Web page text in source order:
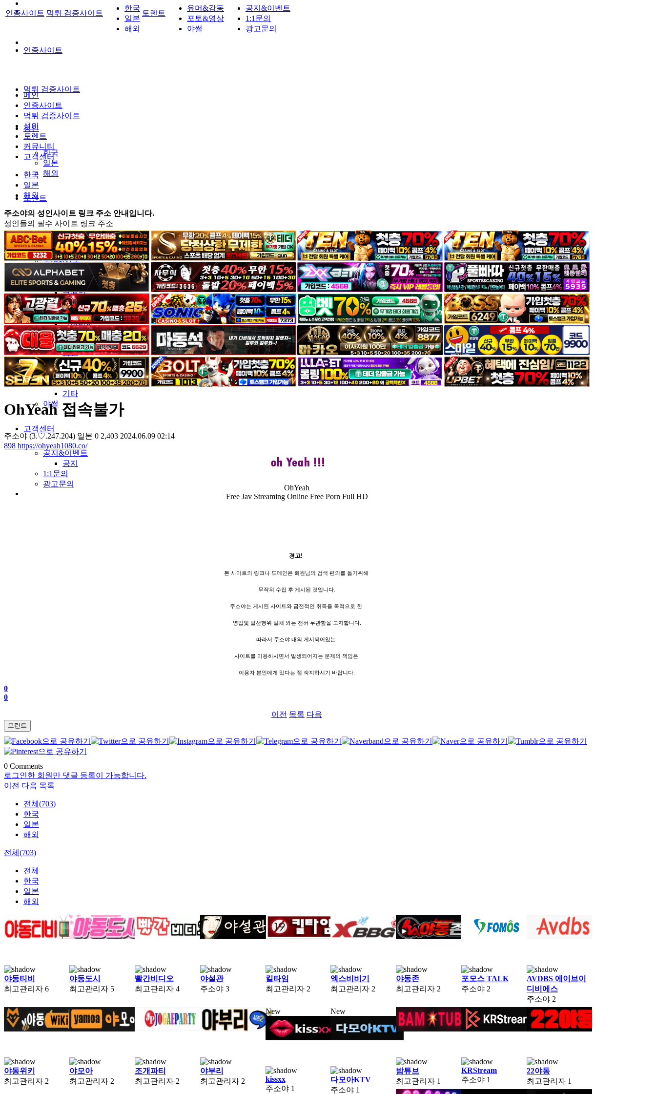
인증사이트
먹튀 검증사이트
성인
한국
일본
해외
토렌트
커뮤니티
유머&감동
포토&영상
일반인
연예인
서양
모델
그라비아
코스프레
BJ
품번
후방주의
움짤
스포츠
기타
야썰
고객센터
공지&이벤트
공지
1:1문의
광고문의
인증사이트 먹튀 검증사이트
한국
일본
해외
토렌트
유머&감동
포토&영상
야썰
공지&이벤트
1:1문의
광고문의
메인
인증사이트
먹튀 검증사이트
성인
토렌트
커뮤니티
고객센터
한국
일본
해외
주소야의 성인사이트 링크 주소 안내입니다.
성인들의 필수 사이트 링크 주소
OhYeah 접속불가
주소야 (3.♡.247.204) 일본 0 2,403 2024.06.09 02:14
898 https://ohyeah1080.co/
OhYeah
Free Jav Streaming Online Free Porn Full HD
경고!
본 사이트의 링크나 도메인은 회원님의 검색 편의를 돕기위해
무작위 수집 후 게시된 것입니다.
주소야는 게시된 사이트와 금전적인 취득을 목적으로 한
영업및 알선행위 일체 와는 전혀 무관함을 고지합니다.
따라서 주소야 내의 게시되어있는
사이트를 이용하시면서 발생되어지는 문제의 책임은
이용자 본인에게 있다는 점 숙지하시기 바랍니다.
0
0
이전 목록 다음
프린트
0 Comments
로그인한 회원만 댓글 등록이 가능합니다.
이전 다음 목록
전체(703)
한국
일본
해외
전체(703)
전체
한국
일본
해외
야동티비
최고관리자 6
야동도시
최고관리자 5
빨간비디오
최고관리자 4
야설관
주소야 3
킬타임
최고관리자 2
엑스비비기
최고관리자 2
야동존
최고관리자 2
포모스 TALK
주소야 2
AVDBS 에이브이
디비에스
주소야 2
야동위키
최고관리자 2
야모아
최고관리자 2
조개파티
최고관리자 2
야부리
최고관리자 2
New
kissxx
주소야 1
New
다모아KTV
주소야 1
밤튜브
최고관리자 1
KRStream
주소야 1
22야동
최고관리자 1